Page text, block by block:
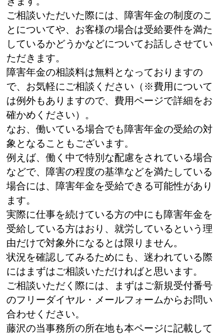
ご相談いただいた際には、障害年金の制度のこ
とについてや、お客様の場合は受給要件を満た
しているかどうかなどについてお話しさせてい
ただきます。
障害年金の相談料は無料となっておりますの
で、お気軽にご相談ください（※費用について
は例外もありますので、費用ページで詳細をお
確かめください）。
なお、働いている場合でも障害年金の受給の対
象となることもございます。
例えば、働く中で特別な配慮をされている場合
などで、障害の程度の基準などを満たしている
場合には、障害年金を受給できる可能性があり
ます。
実際に仕事を続けている方の中にも障害年金を
受給している方はおり、就労しているという理
由だけで対象外になるとは限りません。
状況を確認してみるためにも、迷われている際
にはまずはご相談いただければと思います。
ご相談いただく際には、まずはご新規受付番号
のフリーダイヤル・メールフォームからお問い
合わせください。
藤沢の当事務所の所在地も本ページに記載して